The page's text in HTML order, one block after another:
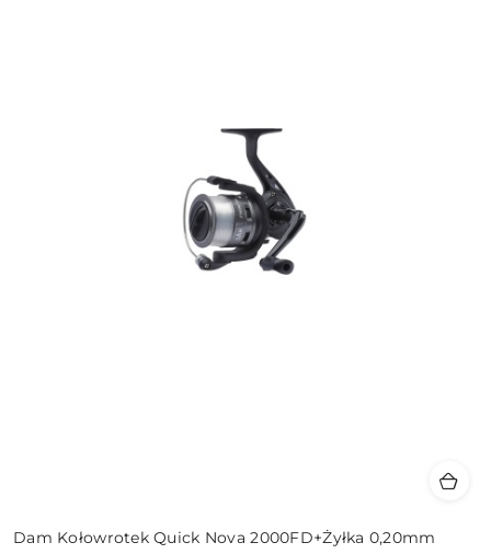
Dam Kołowrotek Quick Nova 2000FD+Żyłka 0,20mm